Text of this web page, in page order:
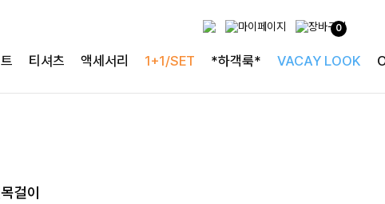
0
티셔츠 액세서리 1+1/SET *하객룩* VACAY LOOK
걸이